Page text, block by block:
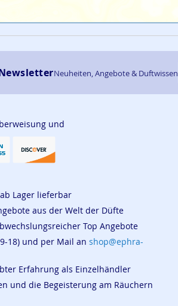
Neuheiten, Angebote & Duftwissen
und
Lager lieferbar
aus der Welt der Düfte
Top Angebote
18) und per Mail an shop@ephra-
Erfahrung als Einzelhändler
und die Begeisterung am Räuchern